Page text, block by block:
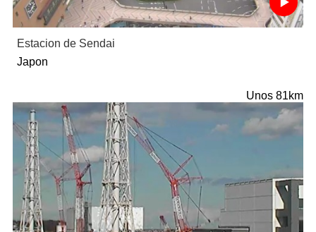
Estacion de Sendai
Japon
Unos 81km